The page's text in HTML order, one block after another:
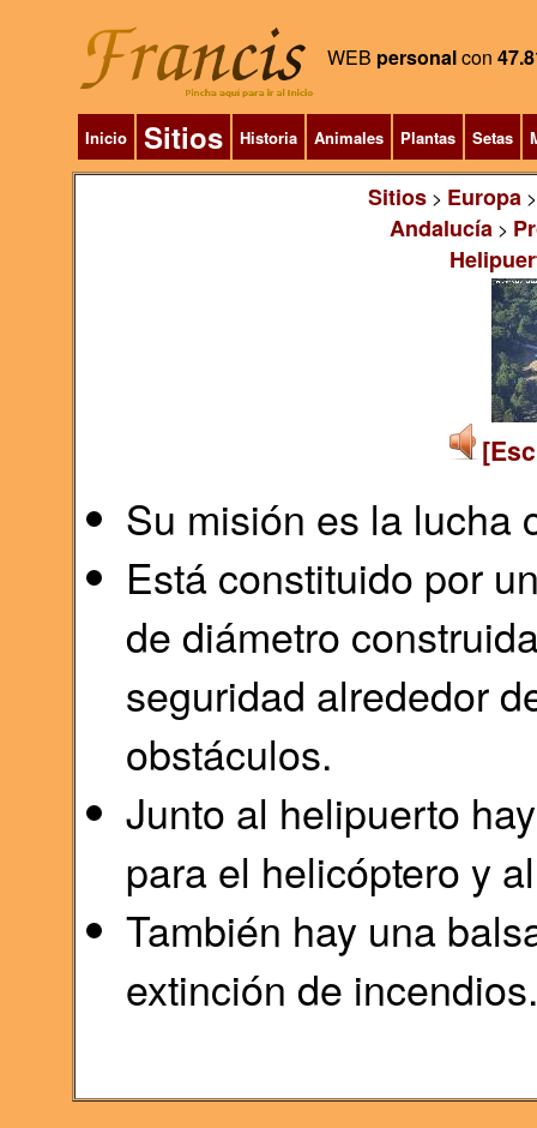
WEB personalcon
Inicio Sitios Historia Animales Plantas Setas
Sitios> Europa
Andalucía>
Su misión es la lucha
Está constituido por
de diámetro
seguridad alrededor
obstáculos.
Junto al helipuerto
para el helicóptero y
También hay una
extinción de incendios.